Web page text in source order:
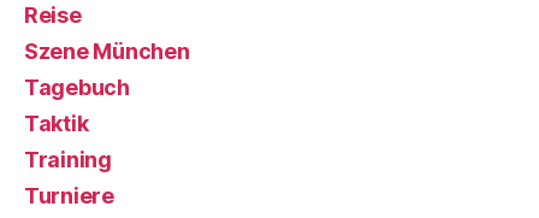
Reise
Szene München
Tagebuch
Taktik
Training
Turniere